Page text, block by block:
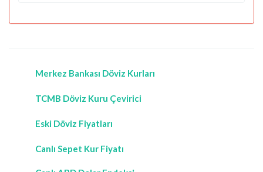
Merkez Bankası Döviz Kurları
TCMB Döviz Kuru Çevirici
Eski Döviz Fiyatları
Canlı Sepet Kur Fiyatı